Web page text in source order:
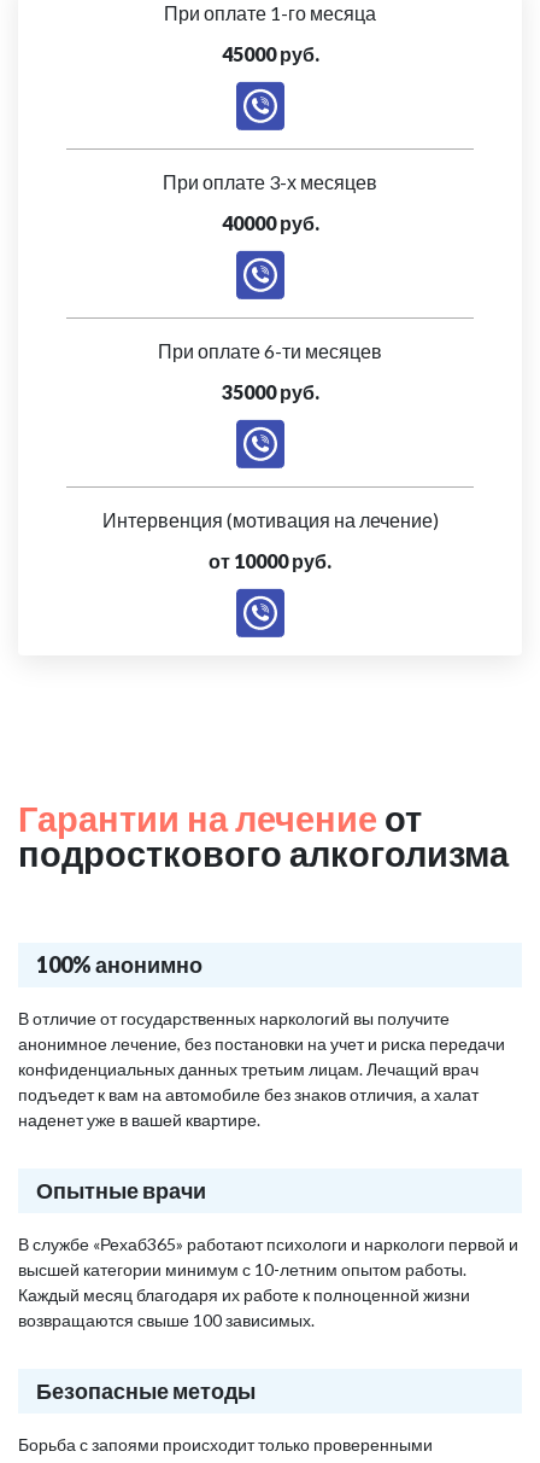
При оплате 1-го месяца
45000 руб.
При оплате 3-х месяцев
40000 руб.
При оплате 6-ти месяцев
35000 руб.
Интервенция (мотивация на лечение)
от 10000 руб.
Гарантии на лечение от
подросткового алкоголизма
100% анонимно
В отличие от государственных наркологий вы получите
анонимное лечение, без постановки на учет и риска передачи
конфиденциальных данных третьим лицам. Лечащий врач
подъедет к вам на автомобиле без знаков отличия, а халат
наденет уже в вашей квартире.
Опытные врачи
В службе «Рехаб365» работают психологи и наркологи первой и
высшей категории минимум с 10-летним опытом работы.
Каждый месяц благодаря их работе к полноценной жизни
возвращаются свыше 100 зависимых.
Безопасные методы
Борьба с запоями происходит только проверенными